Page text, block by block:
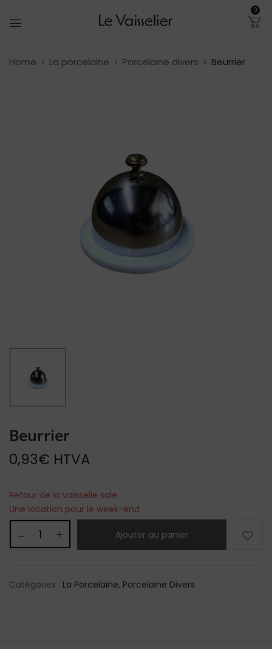
0
Home La porcelaine Porcelaine divers Beurrier
Beurrier
0,93€ HTVA
Retour de la vaisselle sale
Une location pour le week-end
Ajouter au panier
Catégories : La Porcelaine, Porcelaine Divers